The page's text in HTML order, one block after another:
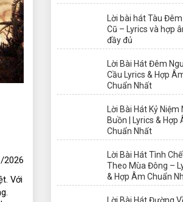
Với
Lời bài hát Tàu
Cũ – Lyrics và hợp
đầy đủ
Lời Bài Hát Đêm
Cầu Lyrics & Hợp
Chuẩn Nhất
Lời Bài Hát Kỷ Niệm
Buồn | Lyrics & Hợp
Chuẩn Nhất
Lời Bài Hát Tình
Theo Mùa Đông –
& Hợp Âm Chuẩn
Lời Bài Hát Đường